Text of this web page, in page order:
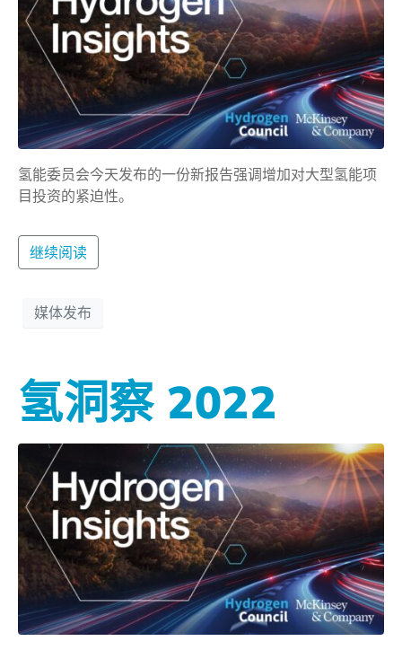
氢能委员会今天发布的一份新报告强调增加对大型氢能项
目投资的紧迫性。
继续阅读
媒体发布
氢洞察 2022